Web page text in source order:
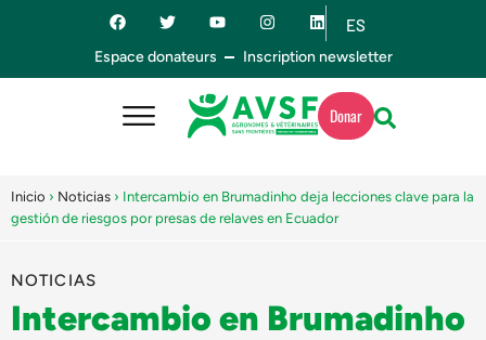
ES
EN
Espace donateurs Inscription newsletter
Donar
Inicio › Noticias › Intercambio en Brumadinho deja lecciones clave para la
gestión de riesgos por presas de relaves en Ecuador
NOTICIAS
Intercambio en Brumadinho